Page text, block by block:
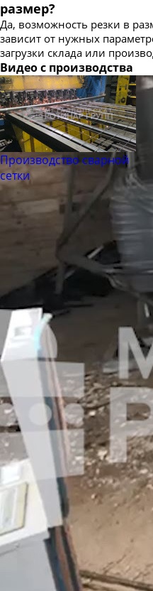
размер?
Да, возможность резки в
зависит от нужных
загрузки склада или
Видео с производства
Производство сварной
сетки